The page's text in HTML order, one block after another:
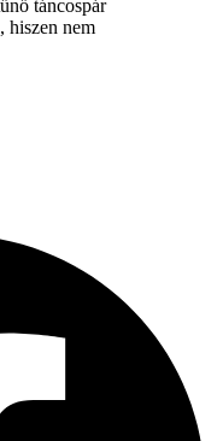
táncospár
hiszen nem